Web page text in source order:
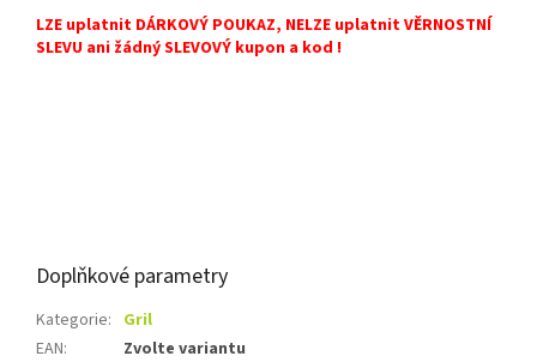
LZE uplatnit DÁRKOVÝ POUKAZ, NELZE uplatnit VĚRNOSTNÍ
SLEVU ani žádný SLEVOVÝ kupon a kod !
Doplňkové parametry
Kategorie: Gril
EAN: Zvolte variantu